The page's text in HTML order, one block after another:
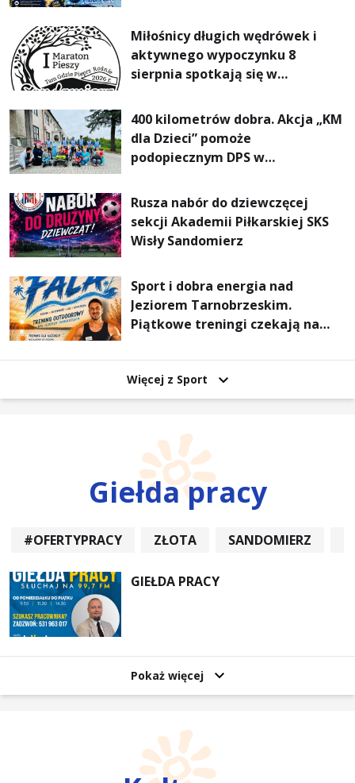
Miłośnicy długich wędrówek i
aktywnego wypoczynku 8
sierpnia spotkają się w
Pieszym „Tam Gdzie Pieprz
Rośnie”
400 kilometrów dobra. Akcja „KM
dla Dzieci” pomoże
podopiecznym DPS w
Rusza nabór do dziewczęcej
sekcji Akademii Piłkarskiej SKS
Wisły Sandomierz
Sport i dobra energia nad
Jeziorem Tarnobrzeskim.
Piątkowe treningi czekają na
Więcej z Sport
Giełda pracy
#OFERTYPRACY ZŁOTA SANDOMIERZ
GIEŁDA PRACY
Pokaż więcej